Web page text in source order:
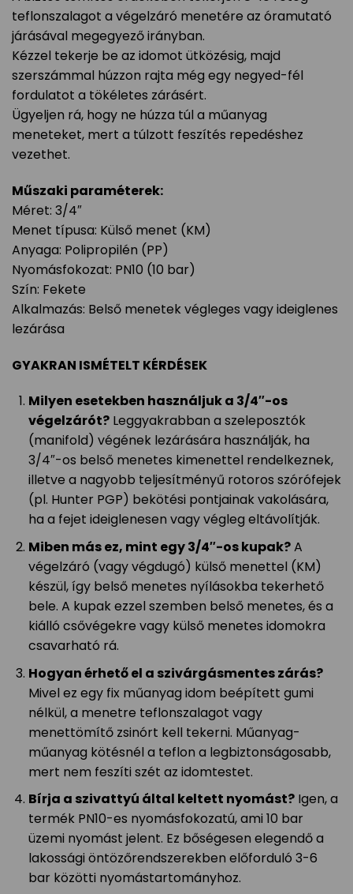
teflonszalagot a végelzáró menetére az óramutató
járásával megegyező irányban.
Kézzel tekerje be az idomot ütközésig, majd
szerszámmal húzzon rajta még egy negyed-fél
fordulatot a tökéletes zárásért.
Ügyeljen rá, hogy ne húzza túl a műanyag
meneteket, mert a túlzott feszítés repedéshez
vezethet.
Műszaki paraméterek:
Méret: 3/4″
Menet típusa: Külső menet (KM)
Anyaga: Polipropilén (PP)
Nyomásfokozat: PN10 (10 bar)
Szín: Fekete
Alkalmazás: Belső menetek végleges vagy ideiglenes
lezárása
GYAKRAN ISMÉTELT KÉRDÉSEK
Milyen esetekben használjuk a 3/4″-os
végelzárót?Leggyakrabban a szeleposztók
(manifold) végének lezárására használják, ha
3/4″-os belső menetes kimenettel rendelkeznek,
illetve a nagyobb teljesítményű rotoros szórófejek
(pl. Hunter PGP) bekötési pontjainak vakolására,
ha a fejet ideiglenesen vagy végleg eltávolítják.
Miben más ez, mint egy 3/4″-os kupak?A
végelzáró (vagy végdugó) külső menettel (KM)
készül, így belső menetes nyílásokba tekerhető
bele. A kupak ezzel szemben belső menetes, és a
kiálló csővégekre vagy külső menetes idomokra
csavarható rá.
Hogyan érhető el a szivárgásmentes zárás?
Mivel ez egy fix műanyag idom beépített gumi
nélkül, a menetre teflonszalagot vagy
menettömítő zsinórt kell tekerni. Műanyag-
műanyag kötésnél a teflon a legbiztonságosabb,
mert nem feszíti szét az idomtestet.
Bírja a szivattyú által keltett nyomást?Igen, a
termék PN10-es nyomásfokozatú, ami 10 bar
üzemi nyomást jelent. Ez bőségesen elegendő a
lakossági öntözőrendszerekben előforduló 3-6
bar közötti nyomástartományhoz.